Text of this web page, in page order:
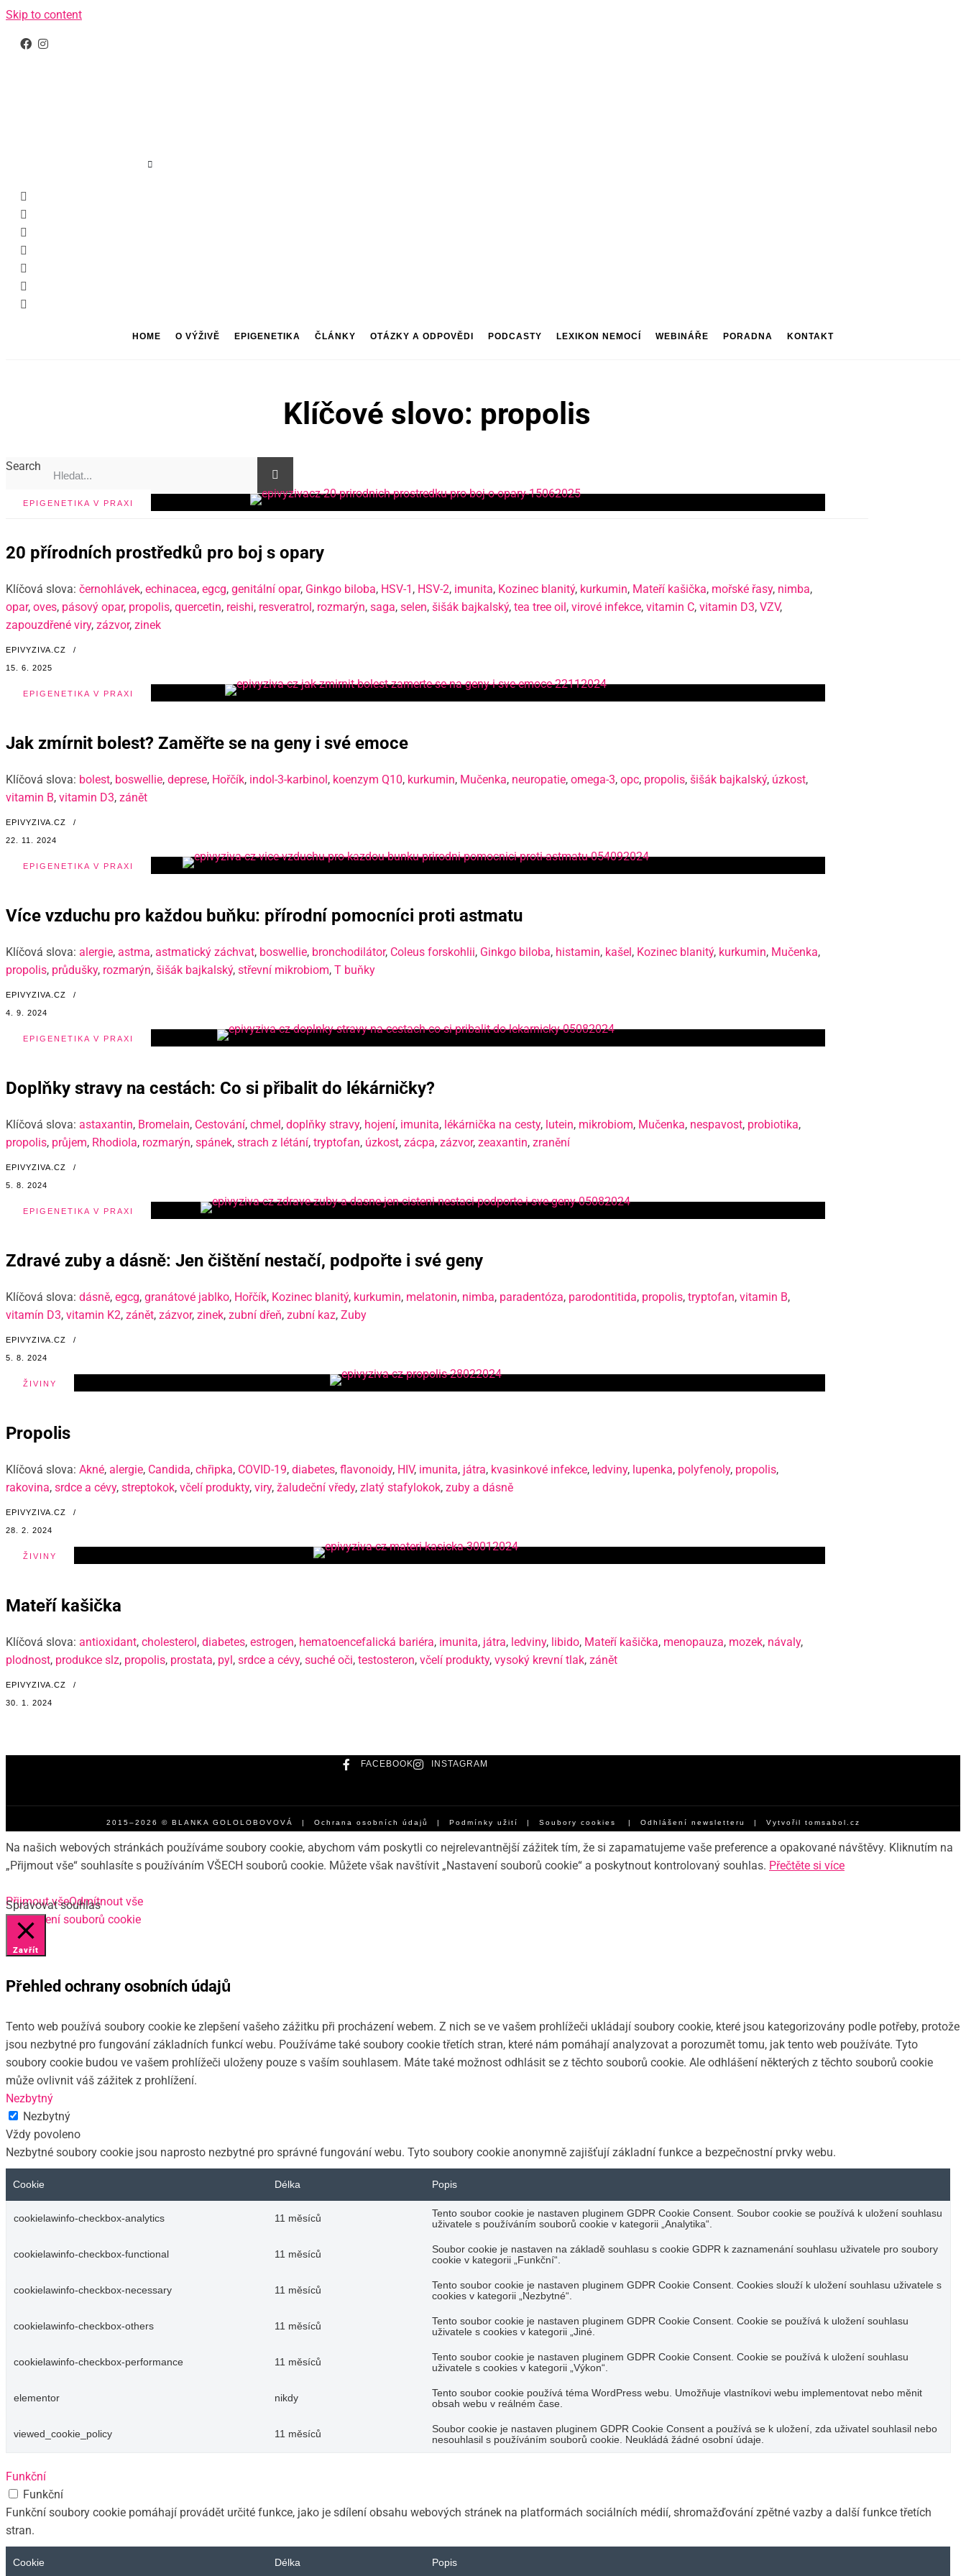
Skip to content
HOME O VÝŽIVĚ EPIGENETIKA ČLÁNKY OTÁZKY A ODPOVĚDI PODCASTY LEXIKON NEMOCÍ WEBINÁŘE PORADNA KONTAKT
Klíčové slovo: propolis
Search
EPIGENETIKA V PRAXI
20 přírodních prostředků pro boj s opary
Klíčová slova: černohlávek, echinacea, egcg, genitální opar, Ginkgo biloba, HSV-1 , HSV-2, imunita, Kozinec blanitý, kurkumin, Mateří kašička, mořské řasy, nimba,
opar, oves, pásový opar, propolis, quercetin, reishi, resveratrol, rozmarýn, saga, selen, šišák bajkalský, tea tree oil, virové infekce, vitamin C, vitamin D3, VZV,
zapouzdřené viry, zázvor, zinek
EPIVYZIVA.CZ /
15. 6. 2025
EPIGENETIKA V PRAXI
Jak zmírnit bolest? Zaměřte se na geny i své emoce
Klíčová slova: bolest, boswellie, deprese, Hořčík, indol-3-karbinol, koenzym Q10, kurkumin, Mučenka, neuropatie, omega-3, opc, propolis, šišák bajkalský, úzkost,
vitamin B, vitamin D3, zánět
EPIVYZIVA.CZ /
22. 11. 2024
EPIGENETIKA V PRAXI
Více vzduchu pro každou buňku: přírodní pomocníci proti astmatu
Klíčová slova: alergie, astma, astmatický záchvat, boswellie, bronchodilátor, Coleus forskohlii, Ginkgo biloba, histamin, kašel, Kozinec blanitý, kurkumin, Mučenka,
propolis, průdušky, rozmarýn, šišák bajkalský, střevní mikrobiom, T buňky
EPIVYZIVA.CZ /
4. 9. 2024
EPIGENETIKA V PRAXI
Doplňky stravy na cestách: Co si přibalit do lékárničky?
Klíčová slova: astaxantin, Bromelain, Cestování, chmel, doplňky stravy, hojení, imunita, lékárnička na cesty, lutein, mikrobiom, Mučenka, nespavost, probiotika,
propolis, průjem, Rhodiola, rozmarýn, spánek, strach z létání, tryptofan, úzkost, zácpa, zázvor, zeaxantin, zranění
EPIVYZIVA.CZ /
5. 8. 2024
EPIGENETIKA V PRAXI
Zdravé zuby a dásně: Jen čištění nestačí, podpořte i své geny
Klíčová slova: dásně, egcg, granátové jablko, Hořčík, Kozinec blanitý, kurkumin, melatonin, nimba, paradentóza, parodontitida, propolis, tryptofan, vitamin B,
vitamín D3, vitamin K2, zánět, zázvor, zinek, zubní dřeň, zubní kaz, Zuby
EPIVYZIVA.CZ /
5. 8. 2024
ŽIVINY
Propolis
Klíčová slova: Akné, alergie, Candida, chřipka, COVID-19, diabetes, flavonoidy, HIV, imunita, játra, kvasinkové infekce, ledviny, lupenka, polyfenoly, propolis,
rakovina, srdce a cévy, streptokok, včelí produkty, viry, žaludeční vředy, zlatý stafylokok, zuby a dásně
EPIVYZIVA.CZ /
28. 2. 2024
ŽIVINY
Mateří kašička
Klíčová slova: antioxidant, cholesterol, diabetes, estrogen, hematoencefalická bariéra, imunita, játra, ledviny, libido, Mateří kašička, menopauza, mozek, návaly,
plodnost, produkce slz, propolis, prostata, pyl, srdce a cévy, suché oči, testosteron, včelí produkty, vysoký krevní tlak, zánět
EPIVYZIVA.CZ /
30. 1. 2024
FACEBOOK INSTAGRAM
2015–2026 © BLANKA GOLOLOBOVOVÁ | Ochrana osobních údajů | Podmínky užití | Soubory cookies | Odhlášení newsletteru | Vytvořil tomsabol.cz
Na našich webových stránkách používáme soubory cookie, abychom vám poskytli co nejrelevantnější zážitek tím, že si zapamatujeme vaše preference a opakované návštěvy. Kliknutím na
„Přijmout vše“ souhlasíte s používáním VŠECH souborů cookie. Můžete však navštívit „Nastavení souborů cookie“ a poskytnout kontrolovaný souhlas. Přečtěte si více
Přijmout všeOdmítnout vše
Nastavení souborů cookie
Spravovat souhlas
Zavřít
Přehled ochrany osobních údajů
Tento web používá soubory cookie ke zlepšení vašeho zážitku při procházení webem. Z nich se ve vašem prohlížeči ukládají soubory cookie, které jsou kategorizovány podle potřeby, protože
jsou nezbytné pro fungování základních funkcí webu. Používáme také soubory cookie třetích stran, které nám pomáhají analyzovat a porozumět tomu, jak tento web používáte. Tyto
soubory cookie budou ve vašem prohlížeči uloženy pouze s vaším souhlasem. Máte také možnost odhlásit se z těchto souborů cookie. Ale odhlášení některých z těchto souborů cookie
může ovlivnit váš zážitek z prohlížení.
Nezbytný
Nezbytný
Vždy povoleno
Nezbytné soubory cookie jsou naprosto nezbytné pro správné fungování webu. Tyto soubory cookie anonymně zajišťují základní funkce a bezpečnostní prvky webu.
Cookie Délka Popis
cookielawinfo-checkbox-analytics 11 měsíců
Tento soubor cookie je nastaven pluginem GDPR Cookie Consent. Soubor cookie se používá k uložení souhlasu
uživatele s používáním souborů cookie v kategorii „Analytika“.
cookielawinfo-checkbox-functional 11 měsíců
Soubor cookie je nastaven na základě souhlasu s cookie GDPR k zaznamenání souhlasu uživatele pro soubory
cookie v kategorii „Funkční“.
cookielawinfo-checkbox-necessary 11 měsíců
Tento soubor cookie je nastaven pluginem GDPR Cookie Consent. Cookies slouží k uložení souhlasu uživatele s
cookies v kategorii „Nezbytné“.
cookielawinfo-checkbox-others 11 měsíců
Tento soubor cookie je nastaven pluginem GDPR Cookie Consent. Cookie se používá k uložení souhlasu
uživatele s cookies v kategorii „Jiné.
cookielawinfo-checkbox-performance 11 měsíců
Tento soubor cookie je nastaven pluginem GDPR Cookie Consent. Cookie se používá k uložení souhlasu
uživatele s cookies v kategorii „Výkon“.
elementor nikdy
Tento soubor cookie používá téma WordPress webu. Umožňuje vlastníkovi webu implementovat nebo měnit
obsah webu v reálném čase.
viewed_cookie_policy 11 měsíců
Soubor cookie je nastaven pluginem GDPR Cookie Consent a používá se k uložení, zda uživatel souhlasil nebo
nesouhlasil s používáním souborů cookie. Neukládá žádné osobní údaje.
Funkční
Funkční
Funkční soubory cookie pomáhají provádět určité funkce, jako je sdílení obsahu webových stránek na platformách sociálních médií, shromažďování zpětné vazby a další funkce třetích
stran.
Cookie Délka Popis